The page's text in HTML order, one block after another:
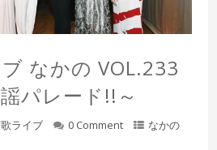
なかの VOL.233
パレード!!～
ライブ 0 Comment なかの